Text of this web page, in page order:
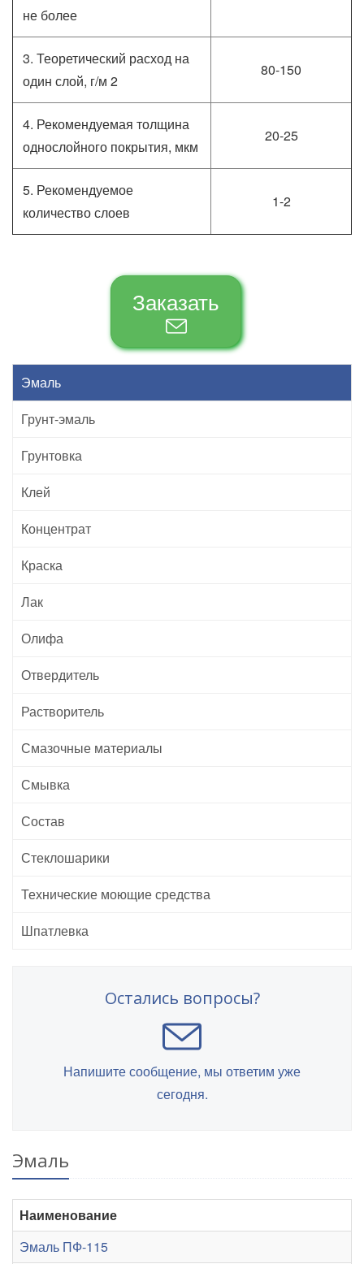
не более
3. Теоретический расход на
один слой, г/м 2
80-150
4. Рекомендуемая толщина
однослойного покрытия, мкм
20-25
5. Рекомендуемое
количество слоев
1-2
Заказать
Эмаль
Грунт-эмаль
Грунтовка
Клей
Концентрат
Краска
Лак
Олифа
Отвердитель
Растворитель
Смазочные материалы
Смывка
Состав
Стеклошарики
Технические моющие средства
Шпатлевка
Остались вопросы?
Напишите сообщение, мы ответим уже
сегодня.
Эмаль
Наименование
Эмаль ПФ-115